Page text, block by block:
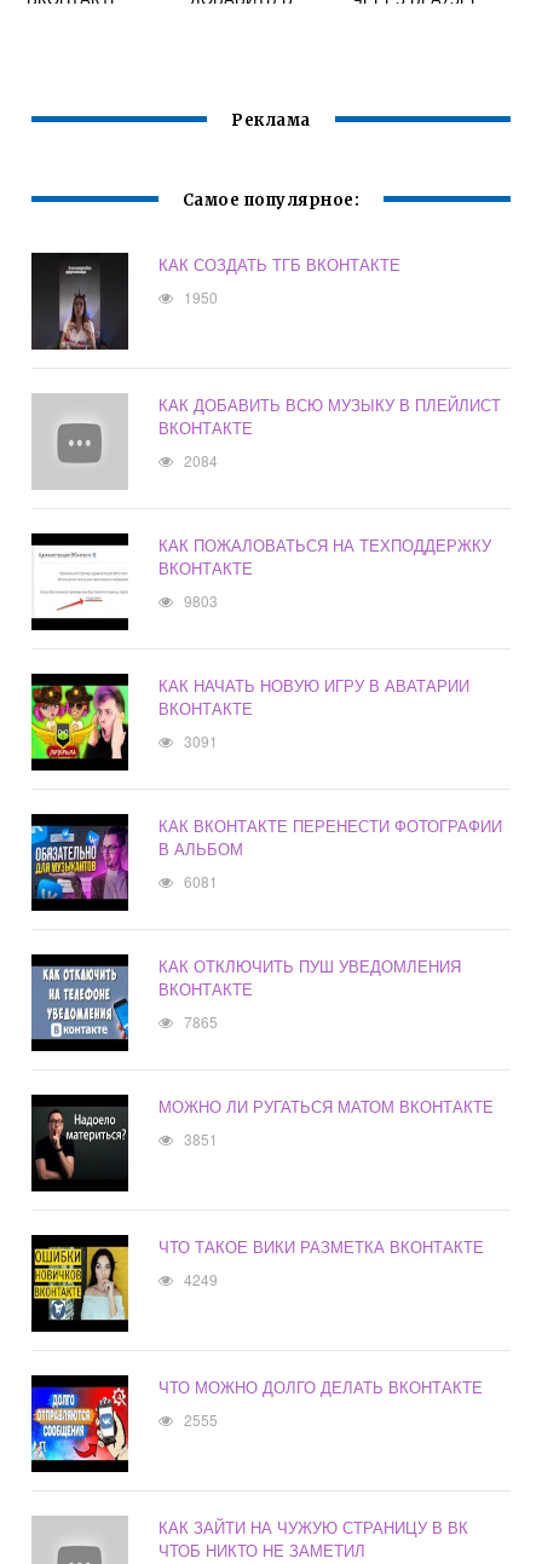
Реклама
Самое популярное:
КАК СОЗДАТЬ ТГБ ВКОНТАКТЕ
1950
КАК ДОБАВИТЬ ВСЮ МУЗЫКУ В ПЛЕЙЛИСТ
ВКОНТАКТЕ
2084
КАК ПОЖАЛОВАТЬСЯ НА ТЕХПОДДЕРЖКУ
ВКОНТАКТЕ
9803
КАК НАЧАТЬ НОВУЮ ИГРУ В АВАТАРИИ
ВКОНТАКТЕ
3091
КАК ВКОНТАКТЕ ПЕРЕНЕСТИ ФОТОГРАФИИ
В АЛЬБОМ
6081
КАК ОТКЛЮЧИТЬ ПУШ УВЕДОМЛЕНИЯ
ВКОНТАКТЕ
7865
МОЖНО ЛИ РУГАТЬСЯ МАТОМ ВКОНТАКТЕ
3851
ЧТО ТАКОЕ ВИКИ РАЗМЕТКА ВКОНТАКТЕ
4249
ЧТО МОЖНО ДОЛГО ДЕЛАТЬ ВКОНТАКТЕ
2555
КАК ЗАЙТИ НА ЧУЖУЮ СТРАНИЦУ В ВК
ЧТОБ НИКТО НЕ ЗАМЕТИЛ